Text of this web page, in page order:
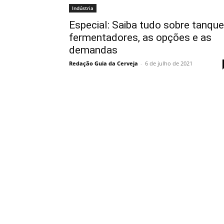
Indústria
Especial: Saiba tudo sobre
fermentadores, as opções e as
demandas
Redação Guia da Cerveja - 6 de julho de 2021